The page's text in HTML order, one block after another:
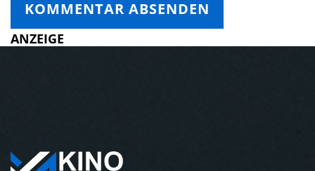
ANZEIGE